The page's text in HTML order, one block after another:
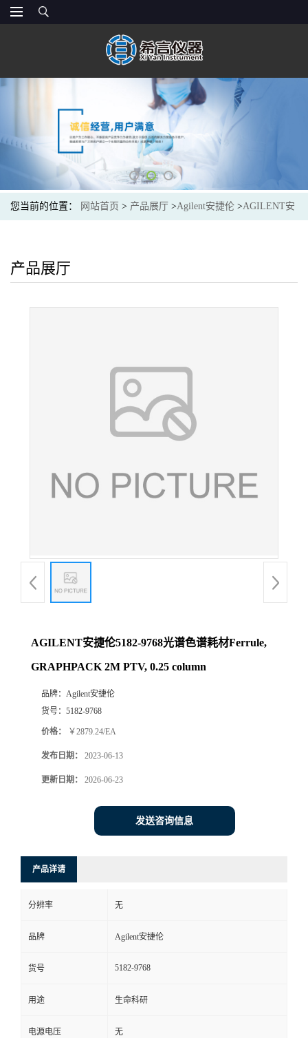
您当前的位置： 网站首页 > 产品展厅 >Agilent安捷伦 >AGILENT安
column
产品展厅
AGILENT安捷伦5182-9768光谱色谱耗材Ferrule,
GRAPHPACK 2M PTV, 0.25 column
品牌： Agilent安捷伦
货号： 5182-9768
价格： ￥2879.24/EA
发布日期： 2023-06-13
更新日期： 2026-06-23
发送咨询信息
产品详请
分辨率 无
品牌 Agilent安捷伦
货号 5182-9768
用途 生命科研
电源电压 无